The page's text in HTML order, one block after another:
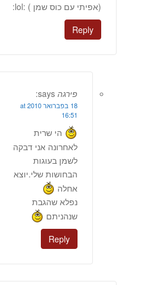
(אפיתי עם כוס שמן ) :lol:
Reply
פירגה says:
18 בפברואר 2010 at
16:51
הי שרית
לאחרונה אני דבקה
לשמן בעוגות
הבחושות שלי.יוצא
אחלה
נפלא שהגבת
שנהניתם
Reply